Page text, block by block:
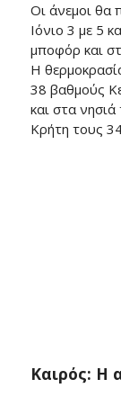
Οι άνεμοι θα
Ιόνιο 3 με 5
μποφόρ και
Η
38 βαθμούς
και στα νησιά
Κρήτη τους
Καιρός: Η